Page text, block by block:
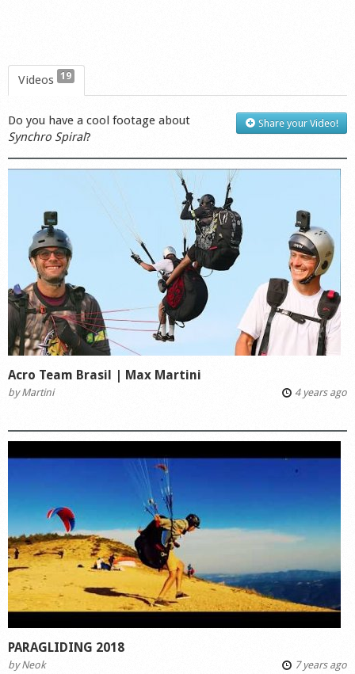
Videos 19
Share your Video!
Do you have a cool footage about
Synchro Spiral?
Acro Team Brasil | Max Martini
byMartini 4 years ago
PARAGLIDING 2018
byNeok 7 years ago